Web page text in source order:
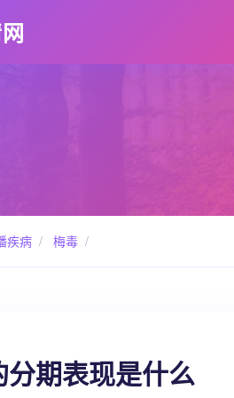
疾病 / 梅毒 /
分期表现是什么